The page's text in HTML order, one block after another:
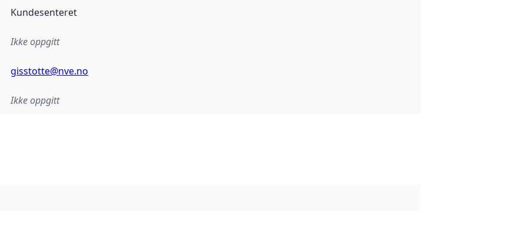
Kundesenteret
Ikke oppgitt
gisstotte@nve.no
Ikke oppgitt